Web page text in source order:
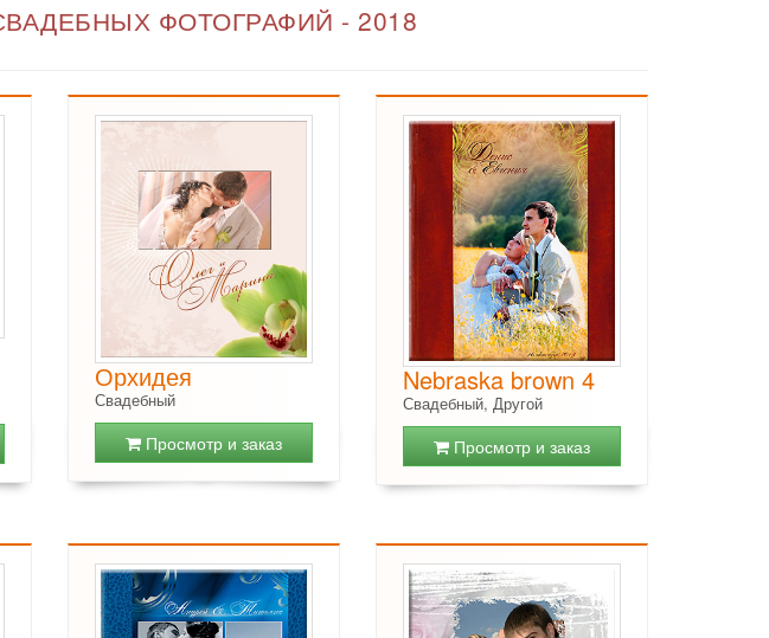
ФОТОГРАФИЙ - 2018
Орхидея
Свадебный
Просмотр и заказ
Nebraska brown 4
Свадебный, Другой
Просмотр и заказ